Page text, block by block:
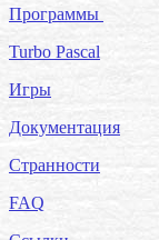
Программы
Turbo Pascal
Игры
Документация
Странности
FAQ